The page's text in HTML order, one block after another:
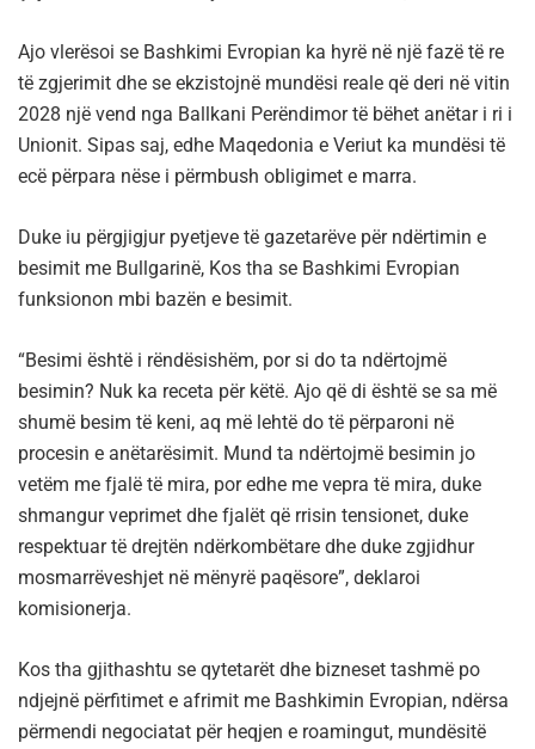
Ajo vlerësoi se Bashkimi Evropian ka hyrë në një fazë të re
të zgjerimit dhe se ekzistojnë mundësi reale që deri në vitin
2028 një vend nga Ballkani Perëndimor të bëhet anëtar i ri i
Unionit. Sipas saj, edhe Maqedonia e Veriut ka mundësi të
ecë përpara nëse i përmbush obligimet e marra.
Duke iu përgjigjur pyetjeve të gazetarëve për ndërtimin e
besimit me Bullgarinë, Kos tha se Bashkimi Evropian
funksionon mbi bazën e besimit.
“Besimi është i rëndësishëm, por si do ta ndërtojmë
besimin? Nuk ka receta për këtë. Ajo që di është se sa më
shumë besim të keni, aq më lehtë do të përparoni në
procesin e anëtarësimit. Mund ta ndërtojmë besimin jo
vetëm me fjalë të mira, por edhe me vepra të mira, duke
shmangur veprimet dhe fjalët që rrisin tensionet, duke
respektuar të drejtën ndërkombëtare dhe duke zgjidhur
mosmarrëveshjet në mënyrë paqësore”, deklaroi
komisionerja.
Kos tha gjithashtu se qytetarët dhe bizneset tashmë po
ndjejnë përfitimet e afrimit me Bashkimin Evropian, ndërsa
përmendi negociatat për heqjen e roamingut, mundësitë